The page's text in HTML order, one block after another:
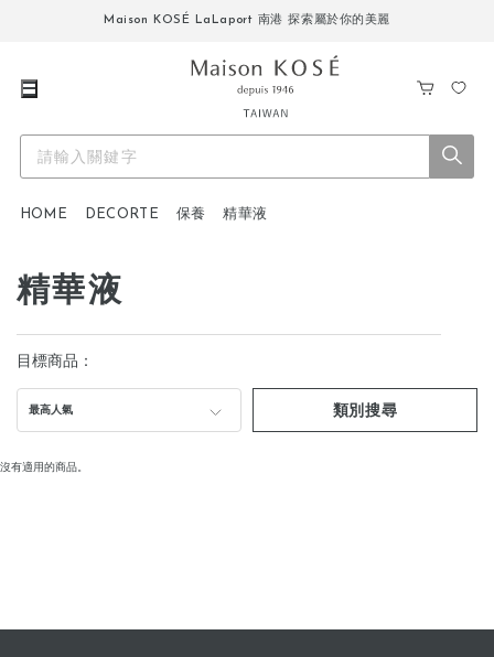
Maison KOSÉ LaLaport 南港 探索屬於你的美麗
HOME DECORTE 保養 精華液
精華液
目標商品：
最高人氣 類別搜尋
沒有適用的商品。